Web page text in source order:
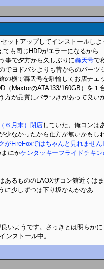
ットアップしてインストールしよ
も同じHDDがエラーになるから
事で夕方から久しぶりに轟天号で
でヨドバシよりも昔からのパーツ
の横で轟天号を駐輪してお店チェ
（MaxtorのATA133/160GB）を１
方が品質にバラつきがあって良い
６月末）閉店していた。俺コンは
少なかったから仕方が無いかもし
がFireFoxではちゃんと見れません
まにかケンタッキーフライドチキン
あるもののLAOXザコン館近くは
に少しずつは下り坂なんかなあ…
いようです。さっきとは明らか
ンストール中。